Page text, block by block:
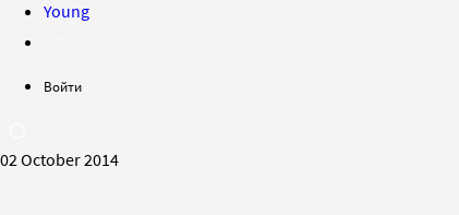
Young
Войти
02 October 2014